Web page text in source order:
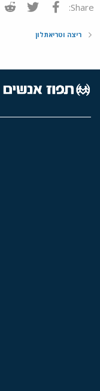
Share: פייסבוק Twitter
ריצה וטריאתלון